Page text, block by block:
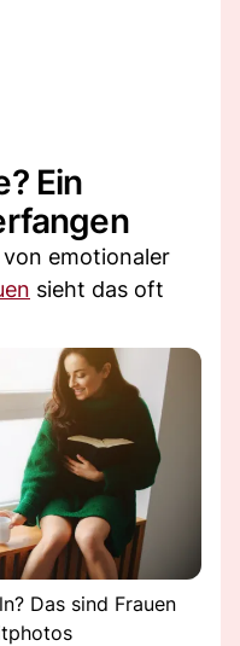
Ein
von emotionaler
sieht das oft
Das sind Frauen